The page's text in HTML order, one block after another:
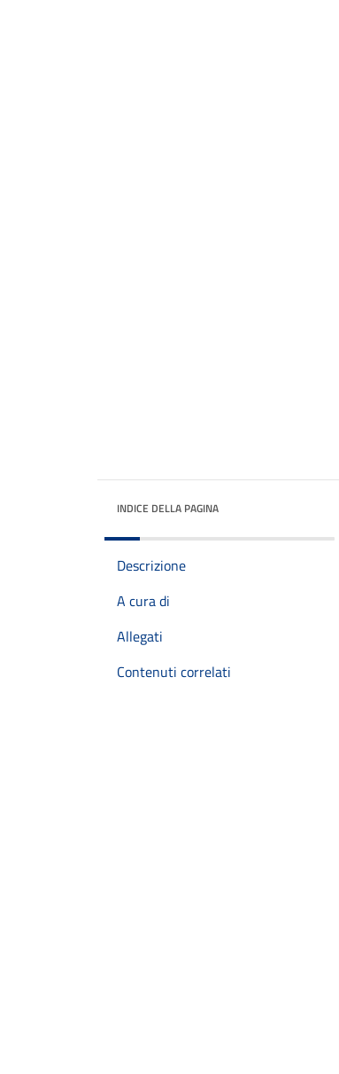
INDICE DELLA PAGINA
Descrizione
A cura di
Allegati
Contenuti correlati